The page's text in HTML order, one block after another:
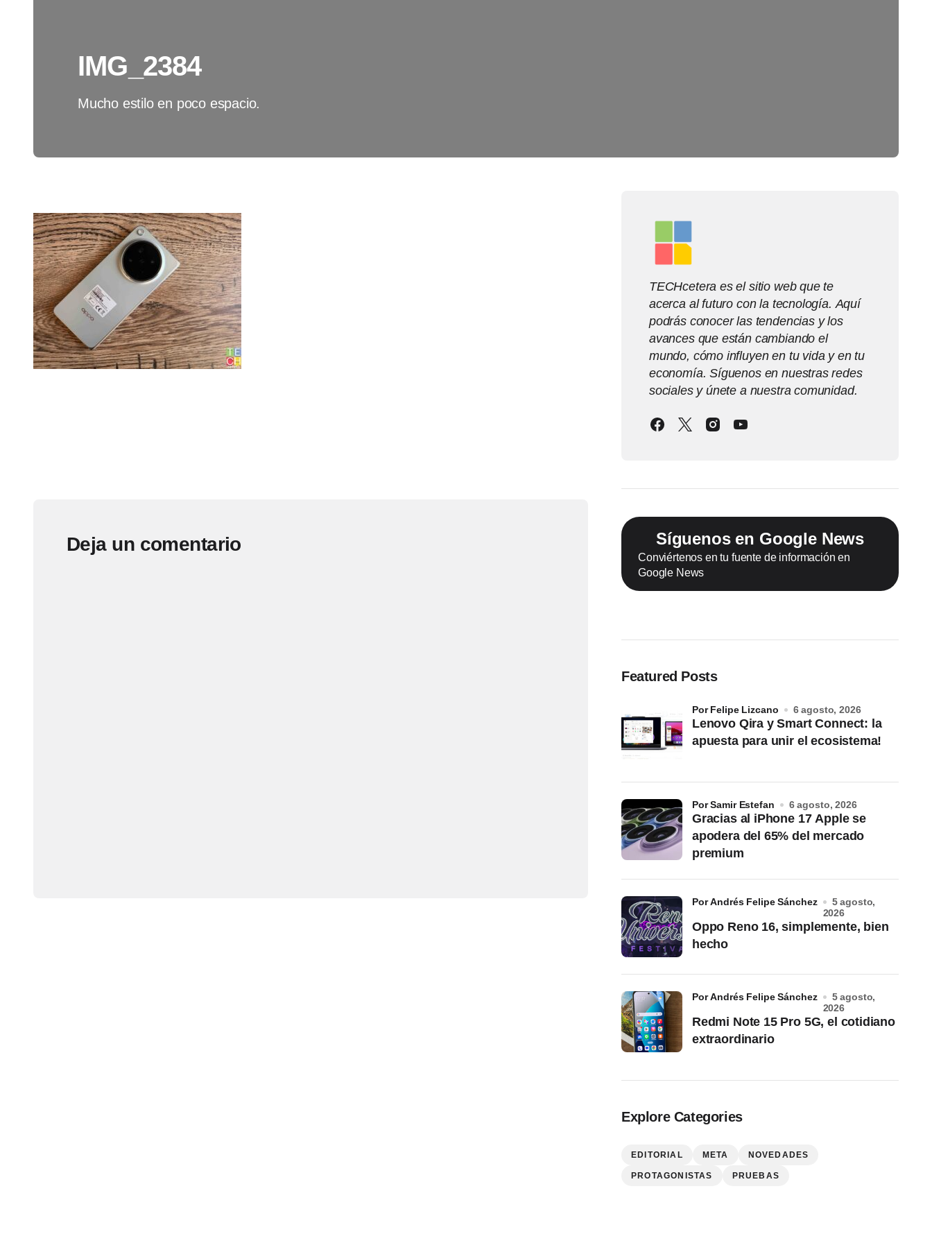
IMG_2384
Mucho estilo en poco espacio.
Deja un comentario
TECHcetera es el sitio web que te
acerca al futuro con la tecnología. Aquí
podrás conocer las tendencias y los
avances que están cambiando el
mundo, cómo influyen en tu vida y en tu
economía. Síguenos en nuestras redes
sociales y únete a nuestra comunidad.
Síguenos en Google News
Conviértenos en tu fuente de información en
Google News
Featured Posts
Lenovo Qira y Smart Connect: la
apuesta para unir el ecosistema!
por Felipe Lizcano 6 agosto, 2026
Gracias al iPhone 17 Apple se
apodera del 65% del mercado
premium
por Samir Estefan 6 agosto, 2026
Oppo Reno 16, simplemente, bien
hecho
por Andrés Felipe Sánchez
5 agosto,
2026
Redmi Note 15 Pro 5G, el cotidiano
extraordinario
por Andrés Felipe Sánchez
5 agosto,
2026
Explore Categories
EDITORIAL META NOVEDADES
PROTAGONISTAS PRUEBAS